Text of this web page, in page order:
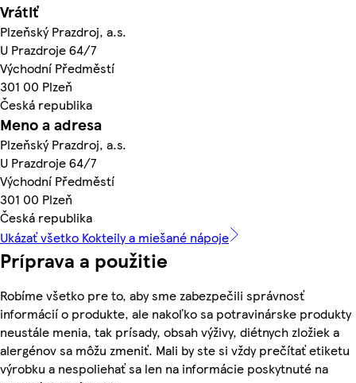
Vrátiť
Plzeňský Prazdroj, a.s.
U Prazdroje 64/7
Východní Předměstí
301 00 Plzeň
Česká republika
Meno a adresa
Plzeňský Prazdroj, a.s.
U Prazdroje 64/7
Východní Předměstí
301 00 Plzeň
Česká republika
Ukázať všetko Kokteily a miešané nápoje
Príprava a použitie
Robíme všetko pre to, aby sme zabezpečili správnosť
informácií o produkte, ale nakoľko sa potravinárske produkty
neustále menia, tak prísady, obsah výživy, diétnych zložiek a
alergénov sa môžu zmeniť. Mali by ste si vždy prečítať etiketu
výrobku a nespoliehať sa len na informácie poskytnuté na